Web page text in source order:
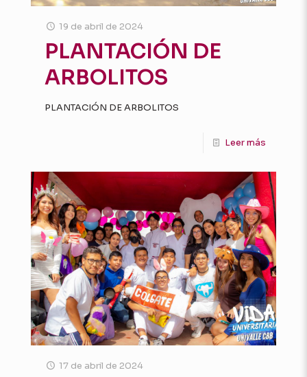
19 de abril de 2024
PLANTACIÓN DE
ARBOLITOS
PLANTACIÓN DE ARBOLITOS
Leer más
17 de abril de 2024